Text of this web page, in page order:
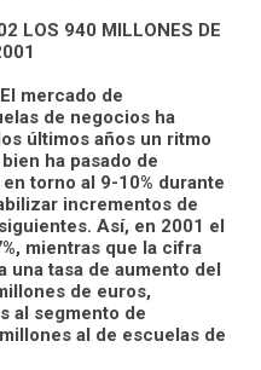
LOS 940 MILLONES DE
El mercado de
de negocios ha
últimos años un ritmo
ha pasado de
torno al 9-10% durante
incrementos de
Así, en 2001 el
mientras que la cifra
una tasa de aumento del
de euros,
al segmento de
al de escuelas de